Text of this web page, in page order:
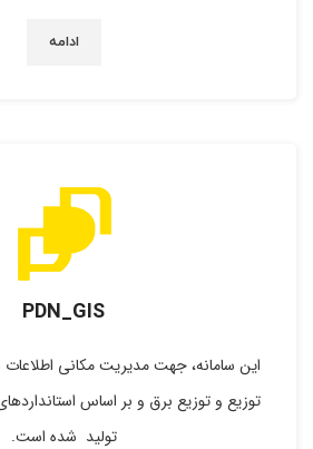
ادامه
PDN_GIS
این سامانه، جهت مدیریت مکانی اطلاعات
توزیع و توزیع برق و بر اساس
تولید شده است.